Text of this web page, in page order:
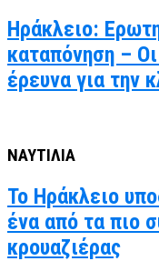
Ηράκλειο:
καταπόνηση –
έρευνα για την
ΝΑΥΤΙΛΙΑ
Το Ηράκλειο
ένα από τα πιο
κρουαζιέρας